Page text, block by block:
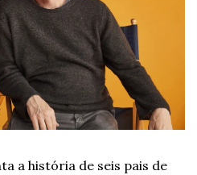
a história de seis pais de